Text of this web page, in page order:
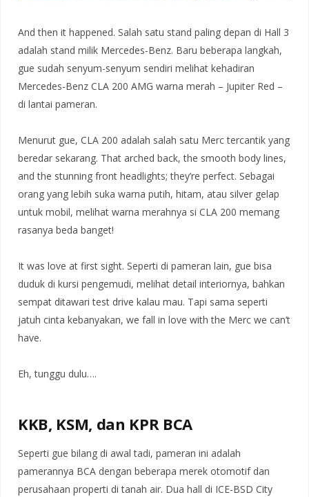
And then it happened. Salah satu stand paling depan di Hall 3
adalah stand milik Mercedes-Benz. Baru beberapa langkah,
gue sudah senyum-senyum sendiri melihat kehadiran
Mercedes-Benz CLA 200 AMG warna merah – Jupiter Red –
di lantai pameran.
Menurut gue, CLA 200 adalah salah satu Merc tercantik yang
beredar sekarang. That arched back, the smooth body lines,
and the stunning front headlights; they’re perfect. Sebagai
orang yang lebih suka warna putih, hitam, atau silver gelap
untuk mobil, melihat warna merahnya si CLA 200 memang
rasanya beda banget!
It was love at first sight. Seperti di pameran lain, gue bisa
duduk di kursi pengemudi, melihat detail interiornya, bahkan
sempat ditawari test drive kalau mau. Tapi sama seperti
jatuh cinta kebanyakan, we fall in love with the Merc we can’t
have.
Eh, tunggu dulu….
KKB, KSM, dan KPR BCA
Seperti gue bilang di awal tadi, pameran ini adalah
pamerannya BCA dengan beberapa merek otomotif dan
perusahaan properti di tanah air. Dua hall di ICE-BSD City